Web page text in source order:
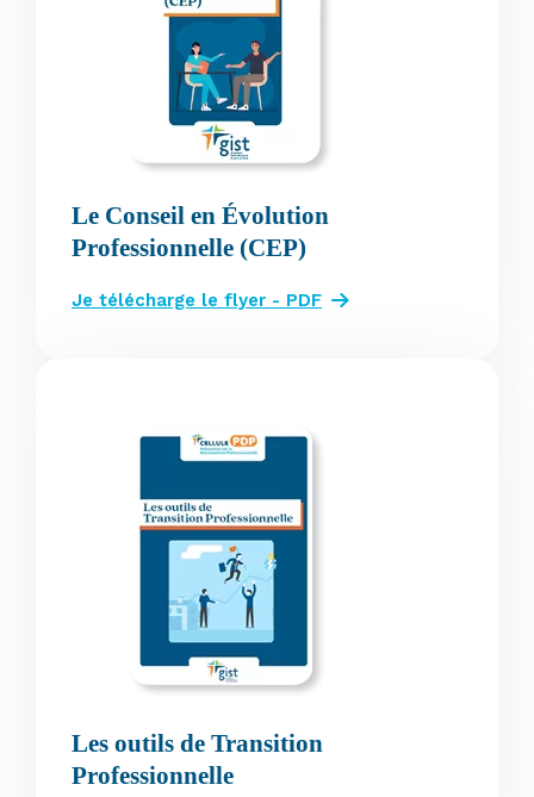
Le Conseil en Évolution
Professionnelle (CEP)
Je télécharge le flyer - PDF
Les outils de Transition
Professionnelle